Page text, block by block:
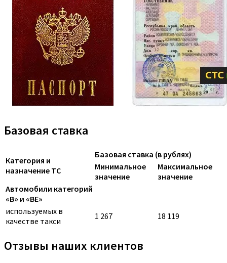
Базовая ставка
Категория и
назначение ТС
Базовая ставка (в рублях)
Минимальное
значение
Максимальное
значение
Автомобили категорий
«B» и «BE»
используемых в
качестве такси
1 267 18 119
Отзывы наших клиентов